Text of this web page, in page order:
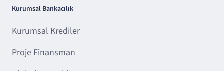
Kurumsal Bankacılık
Kurumsal Krediler
Proje Finansman